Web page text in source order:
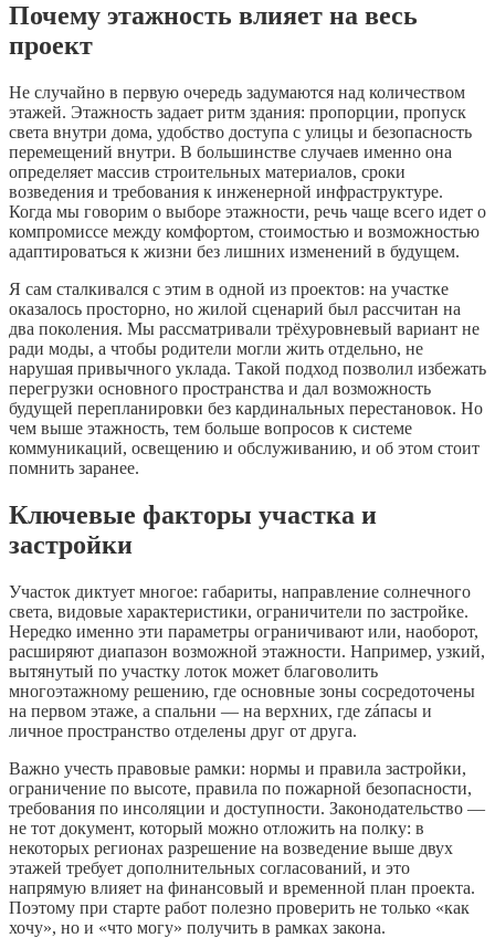
Почему этажность влияет на весь
проект
Не случайно в первую очередь задумаются над количеством
этажей. Этажность задает ритм здания: пропорции, пропуск
света внутри дома, удобство доступа с улицы и безопасность
перемещений внутри. В большинстве случаев именно она
определяет массив строительных материалов, сроки
возведения и требования к инженерной инфраструктуре.
Когда мы говорим о выборе этажности, речь чаще всего идет о
компромиссе между комфортом, стоимостью и возможностью
адаптироваться к жизни без лишних изменений в будущем.
Я сам сталкивался с этим в одной из проектов: на участке
оказалось просторно, но жилой сценарий был рассчитан на
два поколения. Мы рассматривали трёхуровневый вариант не
ради моды, а чтобы родители могли жить отдельно, не
нарушая привычного уклада. Такой подход позволил избежать
перегрузки основного пространства и дал возможность
будущей перепланировки без кардинальных перестановок. Но
чем выше этажность, тем больше вопросов к системе
коммуникаций, освещению и обслуживанию, и об этом стоит
помнить заранее.
Ключевые факторы участка и
застройки
Участок диктует многое: габариты, направление солнечного
света, видовые характеристики, ограничители по застройке.
Нередко именно эти параметры ограничивают или, наоборот,
расширяют диапазон возможной этажности. Например, узкий,
вытянутый по участку лоток может благоволить
многоэтажному решению, где основные зоны сосредоточены
на первом этаже, а спальни — на верхних, где záпасы и
личное пространство отделены друг от друга.
Важно учесть правовые рамки: нормы и правила застройки,
ограничение по высоте, правила по пожарной безопасности,
требования по инсоляции и доступности. Законодательство —
не тот документ, который можно отложить на полку: в
некоторых регионах разрешение на возведение выше двух
этажей требует дополнительных согласований, и это
напрямую влияет на финансовый и временной план проекта.
Поэтому при старте работ полезно проверить не только «как
хочу», но и «что могу» получить в рамках закона.